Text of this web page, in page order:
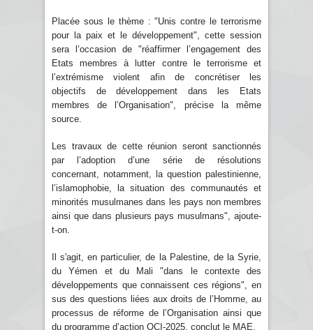
Placée sous le thème : "Unis contre le terrorisme
pour la paix et le développement", cette session
sera l’occasion de "réaffirmer l’engagement des
Etats membres à lutter contre le terrorisme et
l’extrémisme violent afin de concrétiser les
objectifs de développement dans les Etats
membres de l’Organisation", précise la même
source.
Les travaux de cette réunion seront sanctionnés
par l’adoption d’une série de résolutions
concernant, notamment, la question palestinienne,
l’islamophobie, la situation des communautés et
minorités musulmanes dans les pays non membres
ainsi que dans plusieurs pays musulmans", ajoute-
t-on.
Il s'agit, en particulier, de la Palestine, de la Syrie,
du Yémen et du Mali "dans le contexte des
développements que connaissent ces régions", en
sus des questions liées aux droits de l’Homme, au
processus de réforme de l’Organisation ainsi que
du programme d’action OCI-2025, conclut le MAE.